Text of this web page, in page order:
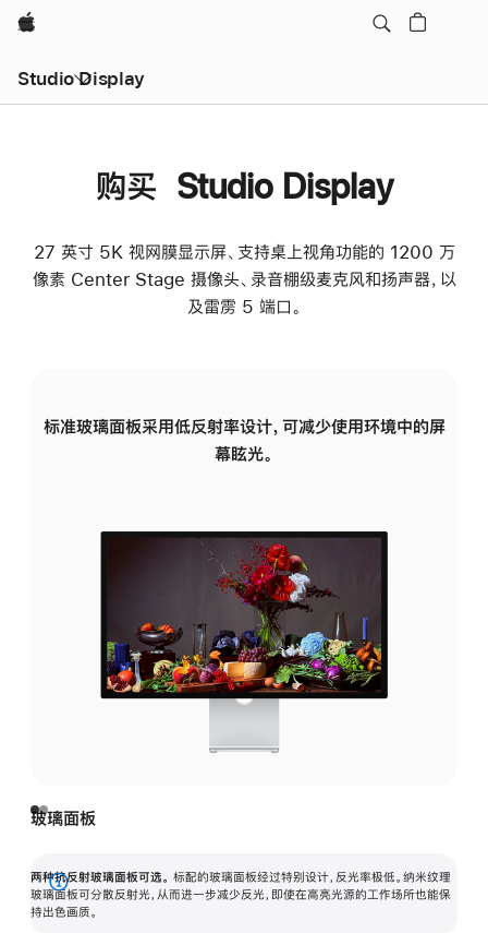
Apple
Studio Display
购买 Studio Display
27 英寸 5K 视网膜显示屏、支持桌上视角功能的 1200 万
像素 Center Stage 摄像头、录音棚级麦克风和扬声器，以
及雷雳 5 端口。
标准玻璃面板采用低反射率设计，可减少使用环境中的屏
幕眩光。
玻璃面板
两种抗反射玻璃面板可选。 标配的玻璃面板经过特别设计，反光率极低。纳米纹理
玻璃面板可分散反射光，从而进一步减少反光，即使在高亮光源的工作场所也能保
持出色画质。
展
开